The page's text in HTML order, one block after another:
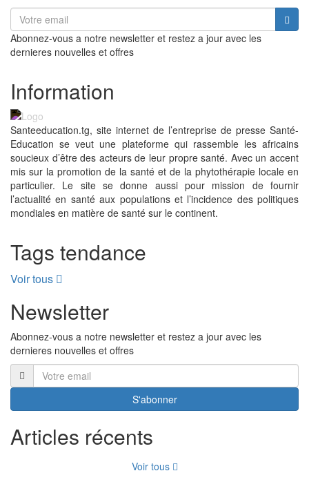
Abonnez-vous a notre newsletter et restez a jour avec les
dernieres nouvelles et offres
Information
Santeeducation.tg, site internet de l’entreprise de presse Santé-
Education se veut une plateforme qui rassemble les africains
soucieux d’être des acteurs de leur propre santé. Avec un accent
mis sur la promotion de la santé et de la phytothérapie locale en
particulier. Le site se donne aussi pour mission de fournir
l’actualité en santé aux populations et l’incidence des politiques
mondiales en matière de santé sur le continent.
Tags tendance
Voir tous
Newsletter
Abonnez-vous a notre newsletter et restez a jour avec les
dernieres nouvelles et offres
S'abonner
Articles récents
Voir tous